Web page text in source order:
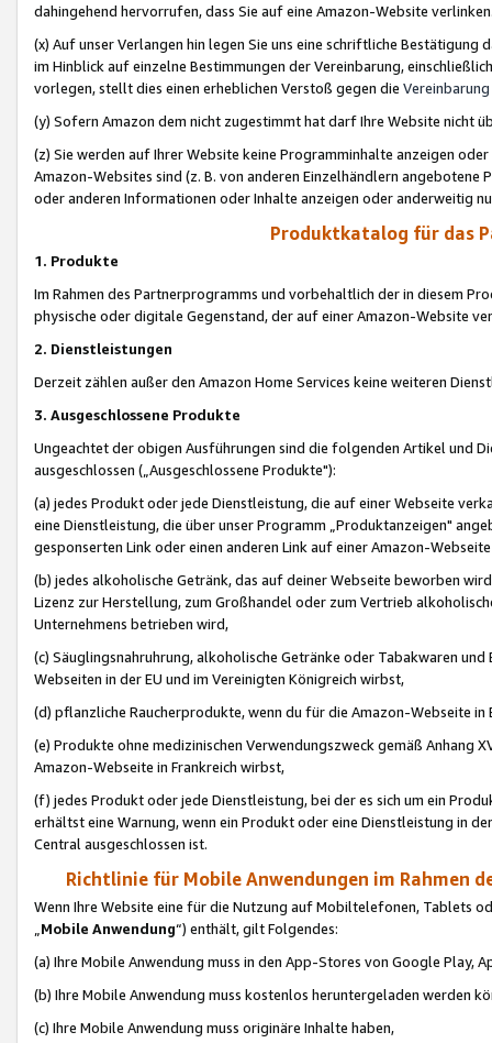
dahingehend hervorrufen, dass Sie auf eine Amazon-Website
(x) Auf unser Verlangen hin legen Sie uns eine schriftliche
im Hinblick auf einzelne Bestimmungen der Vereinbarung,
vorlegen, stellt dies einen erheblichen Verstoß gegen die Vereinbarung
(y) Sofern Amazon dem nicht zugestimmt hat darf Ihre Website nicht
(z) Sie werden auf Ihrer Website keine Programminhalte anzeigen
Amazon-Websites sind (z. B. von anderen Einzelhändlern
oder anderen Informationen oder Inhalte anzeigen oder anderweitig
Produktkatalog für das
1. Produkte
Im Rahmen des Partnerprogramms und vorbehaltlich der in diesem
physische oder digitale Gegenstand, der auf einer Amazon-Website
2. Dienstleistungen
Derzeit zählen außer den Amazon Home Services keine weiteren
3. Ausgeschlossene Produkte
Ungeachtet der obigen Ausführungen sind die folgenden Artikel und
ausgeschlossen („Ausgeschlossene Produkte"):
(a) jedes Produkt oder jede Dienstleistung, die auf einer Webseite
eine Dienstleistung, die über unser Programm „Produktanzeigen"
gesponserten Link oder einen anderen Link auf einer Amazon-
(b) jedes alkoholische Getränk, das auf deiner Webseite beworben
Lizenz zur Herstellung, zum Großhandel oder zum Vertrieb
Unternehmens betrieben wird,
(c) Säuglingsnahruhrung, alkoholische Getränke oder Tabakwaren
Webseiten in der EU und im Vereinigten Königreich wirbst,
(d) pflanzliche Raucherprodukte, wenn du für die Amazon-Webseite in
(e) Produkte ohne medizinischen Verwendungszweck gemäß Anhang
Amazon-Webseite in Frankreich wirbst,
(f) jedes Produkt oder jede Dienstleistung, bei der es sich um ein
erhältst eine Warnung, wenn ein Produkt oder eine Dienstleistung in
Central ausgeschlossen ist.
Richtlinie für Mobile Anwendungen im Rahmen
Wenn Ihre Website eine für die Nutzung auf Mobiltelefonen, Tablets
„Mobile Anwendung“) enthält, gilt Folgendes:
(a) Ihre Mobile Anwendung muss in den App-Stores von Google Play,
(b) Ihre Mobile Anwendung muss kostenlos heruntergeladen werden
(c) Ihre Mobile Anwendung muss originäre Inhalte haben,